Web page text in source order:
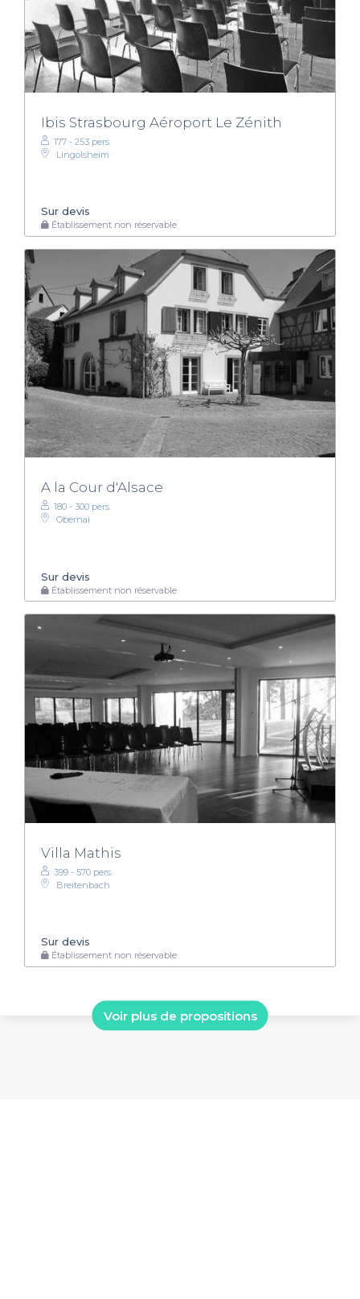
Ibis Strasbourg Aéroport Le Zénith
177 - 253 pers.
Lingolsheim
Sur devis
Établissement non réservable
A la Cour d'Alsace
180 - 300 pers.
Obernai
Sur devis
Établissement non réservable
Villa Mathis
399 - 570 pers.
Breitenbach
Sur devis
Établissement non réservable
Voir plus de propositions